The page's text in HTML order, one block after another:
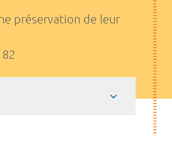
préservation de leur